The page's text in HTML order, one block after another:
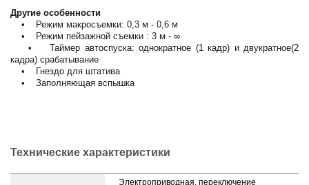
Другие особенности
• Режим макросъемки: 0,3 м - 0,6 м
• Режим пейзажной съемки : 3 м - ∞
• Таймер автоспуска: однократное (1 кадр) и двукратное(2
кадра) срабатывание
• Гнездо для штатива
• Заполняющая вспышка
Технические характеристики
Электроприводная, переключение